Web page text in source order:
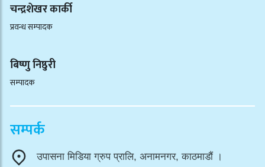
चन्द्रशेखर कार्की
प्रवन्ध सम्पादक
बिष्णु निष्ठुरी
सम्पादक
सम्पर्क
उपासना मिडिया ग्रुप प्रालि, अनामनगर, काठमाडौं ।